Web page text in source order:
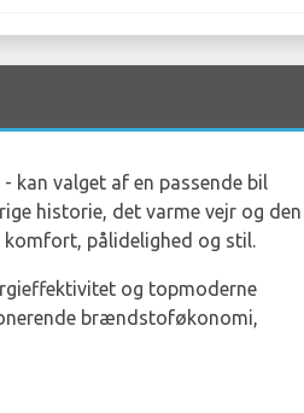
kan valget af en passende bil
historie, det varme vejr og den
pålidelighed og stil.
og topmoderne
brændstoføkonomi,